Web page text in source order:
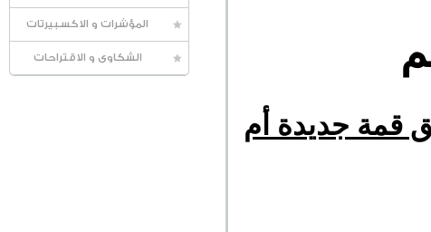
المؤشرات و الاكسبيرتات
الشكاوى و الاقتراحات
صعود عمودي في 2021 ويحقق قمة جديدة أم